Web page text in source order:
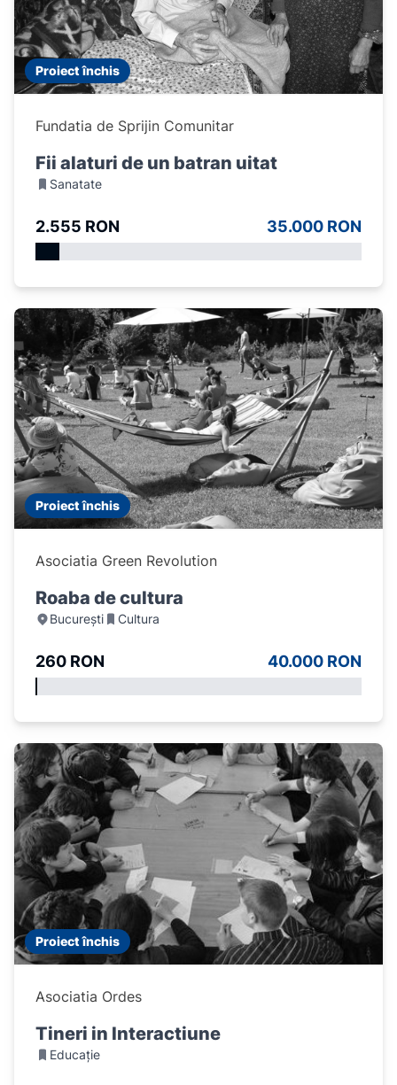
Proiect închis
Fundatia de Sprijin Comunitar
Fii alaturi de un batran uitat
Sanatate
2.555 RON 35.000 RON
Proiect închis
Asociatia Green Revolution
Roaba de cultura
București Cultura
260 RON 40.000 RON
Proiect închis
Asociatia Ordes
Tineri in Interactiune
Educație